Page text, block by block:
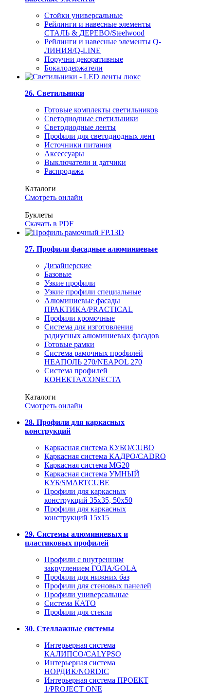
Стойки универсальные
Рейлинги и навесные элементы
СТАЛЬ & ДЕРЕВО/Steelwood
Рейлинги и навесные элементы Q-
ЛИНИЯ/Q-LINE
Поручни декоративные
Бокалодержатели
26. Светильники
Готовые комплекты светильников
Светодиодные светильники
Светодиодные ленты
Профили для светодиодных лент
Источники питания
Аксессуары
Выключатели и датчики
Распродажа
Каталоги
Смотреть онлайн
Буклеты
Скачать в PDF
27. Профили фасадные алюминиевые
Дизайнерские
Базовые
Узкие профили
Узкие профили специальные
Алюминиевые фасады
ПРАКТИКА/PRACTICAL
Профили кромочные
Система для изготовления
радиусных алюминиевых фасадов
Готовые рамки
Система рамочных профилей
НЕАПОЛЬ 270/NEAPOL 270
Система профилей
КОНЕКТА/CONECTA
Каталоги
Смотреть онлайн
28. Профили для каркасных
конструкций
Каркасная система КУБО/CUBO
Каркасная система КАДРО/CADRO
Каркасная система MG20
Каркасная система УМНЫЙ
КУБ/SMARTCUBE
Профили для каркасных
конструкций 35x35, 50x50
Профили для каркасных
конструкций 15х15
29. Системы алюминиевых и
пластиковых профилей
Профили с внутренним
закруглением ГОЛА/GOLA
Профили для нижних баз
Профили для стеновых панелей
Профили универсальные
Система КАТО
Профили для стекла
30. Стеллажные системы
Интерьерная система
КАЛИПСО/CALYPSO
Интерьерная система
НОРДИК/NORDIC
Интерьерная система ПРОЕКТ
1/PROJECT ONE